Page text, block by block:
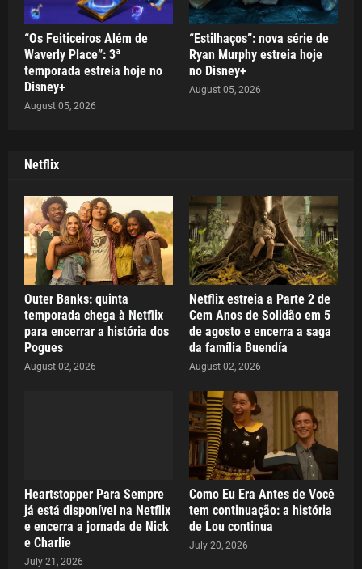
“Os Feiticeiros Além de
Waverly Place”: 3ª
temporada estreia hoje no
Disney+
August 05, 2026
“Estilhaços”: nova série de
Ryan Murphy estreia hoje
no Disney+
August 05, 2026
Netflix
Outer Banks: quinta
temporada chega à Netflix
para encerrar a história dos
Pogues
August 02, 2026
Netflix estreia a Parte 2 de
Cem Anos de Solidão em 5
de agosto e encerra a saga
da família Buendía
August 02, 2026
Heartstopper Para Sempre
já está disponível na Netflix
e encerra a jornada de Nick
e Charlie
July 21, 2026
Como Eu Era Antes de Você
tem continuação: a história
de Lou continua
July 20, 2026